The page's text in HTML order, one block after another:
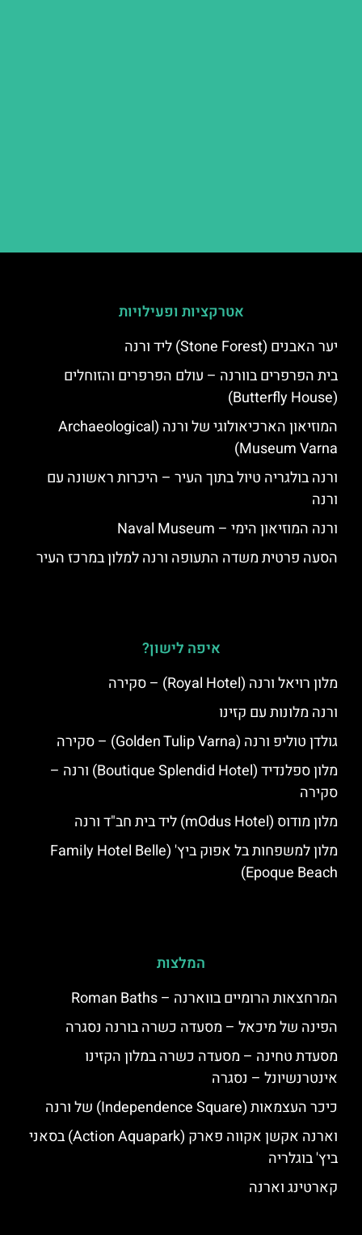
אטרקציות ופעילויות
יער האבנים (Stone Forest) ליד ורנה
בית הפרפרים בוורנה – עולם הפרפרים והזוחלים
(Butterfly House)
המוזיאון הארכיאולוגי של ורנה (Archaeological
Museum Varna)
ורנה בולגריה טיול בתוך העיר – היכרות ראשונה עם
ורנה
ורנה המוזיאון הימי – Naval Museum
הסעה פרטית משדה התעופה ורנה למלון במרכז העיר
איפה לישון?
מלון רויאל ורנה (Royal Hotel) – סקירה
ורנה מלונות עם קזינו
גולדן טוליפ ורנה (Golden Tulip Varna) – סקירה
מלון ספלנדיד (Boutique Splendid Hotel) ורנה –
סקירה
מלון מודוס (mOdus Hotel) ליד בית חב"ד ורנה
מלון למשפחות בל אפוק ביץ' (Family Hotel Belle
Epoque Beach)
המלצות
המרחצאות הרומיים בווארנה – Roman Baths
הפינה של מיכאל – מסעדה כשרה בורנה נסגרה
מסעדת טחינה – מסעדה כשרה במלון הקזינו
אינטרנשיונל – נסגרה
כיכר העצמאות (Independence Square) של ורנה
וארנה אקשן אקווה פארק (Action Aquapark) בסאני
ביץ' בוגלריה
קארטינג וארנה